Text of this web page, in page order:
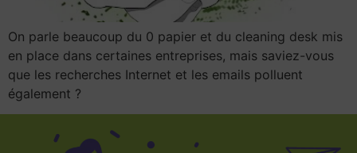
On parle beaucoup du 0 papier et du cleaning desk mis
en place dans certaines entreprises, mais saviez-vous
que les recherches Internet et les emails polluent
également ?